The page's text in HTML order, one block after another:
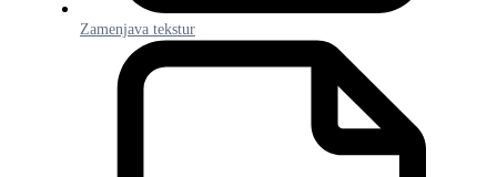
Zamenjava tekstur